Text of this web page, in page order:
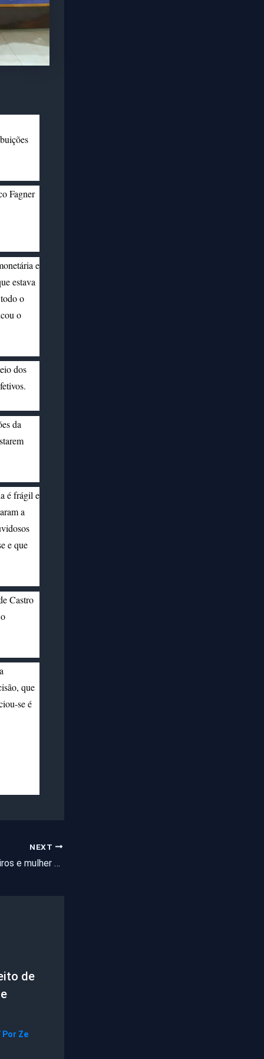
Fagner
e
estava
o
o
dos
da
é frágil e
a
e que
Castro
que
se é
NEXT
Homem é morto a tiros e mulher é baleada após terem a casa invadida por ciminosos no Ceará
de
Ze